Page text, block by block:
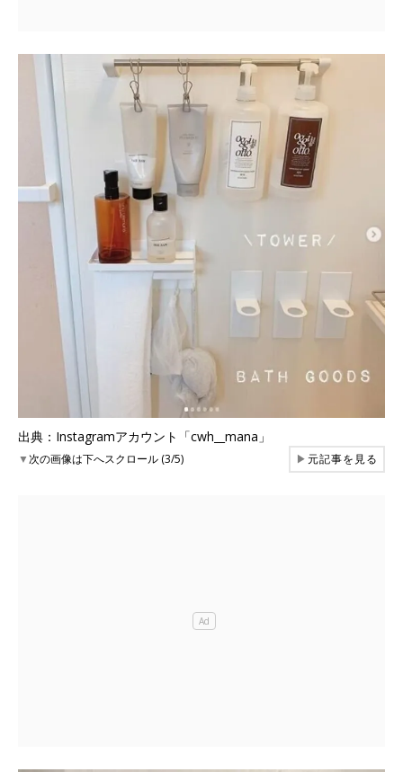
出典：Instagramアカウント「cwh__mana」
▼次の画像は下へスクロール (3/5) ▶元記事を見る